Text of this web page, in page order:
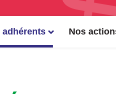
adhérents Nos